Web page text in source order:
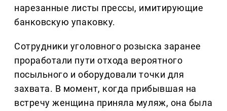
нарезанные листы прессы, имитирующие
банковскую упаковку.
Сотрудники уголовного розыска заранее
проработали пути отхода вероятного
посыльного и оборудовали точки для
захвата. В момент, когда прибывшая на
встречу женщина приняла муляж, она была